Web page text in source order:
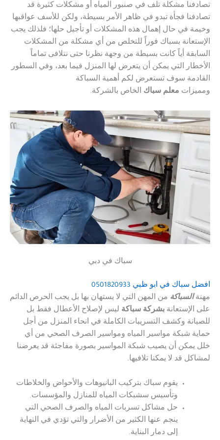
تصادفنا مشكلة تلف في صنبور المياه أو مشكلات كثيرة قد
تصادفنا فجأة تبدو في ظاهر الأمر بسيطة، ولكن للأسف عواقبها
وخيمة في حال إهمال هذه المشكلات أو تأجيل حلها؛ فلذلك يجب
الإستعانة بسباك فوراً للتخلص من أي مشكلة من المشكلات
السابقة أياً كانت بسيطة من وجهة نظرنا حتى نتلافى تماماً
الأخطار التي يمكن أن يتعرض لها المنزل فيما بعد، وفي السطور
القادمة سوف تستعرض لكم أهمية السباكة
ومميزات معلم سباك الخاص بالشركة.
سباك في دبي
افضل سباك في ابو ظبي 0501820933
مهنةالسباكة من المهن التي لا يستهان بها بل يجب الحرص الدائم
على الإستعانة بشركة سباكة ليس لإصلاح الأعطال فقط بل
للصيانة وكشف التسريبات الكاملة في انحاء المنزل من أجل
حماية شبكة مواسير المياه ومواسير الصرف الصحي من أي
خلل يمكن أن يصيب شبكة المواسير بصورة مفاجئة قد يعرضنا
لمشاكل قد لا يمكنا تلافيها.
يقوم سباك بتركيب البانيوهات والأحواض والخلاطات
وتأسيس سشبكات المياه للمنازل والمؤسسات.
حل مشاكل تسربات المياه والصرف الصحي التي
ينجم عنها الكثير من الأضرار والتي تؤدي في النهاية
إلى دمار البناية.